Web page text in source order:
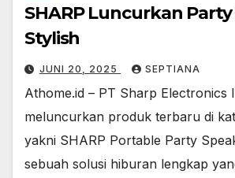
SHARP Luncurkan
Stylish
JUNI 20, 2025 SEPTIANA
Athome.id – PT Sharp Electronics
meluncurkan produk terbaru di
yakni SHARP Portable Party
sebuah solusi hiburan lengkap